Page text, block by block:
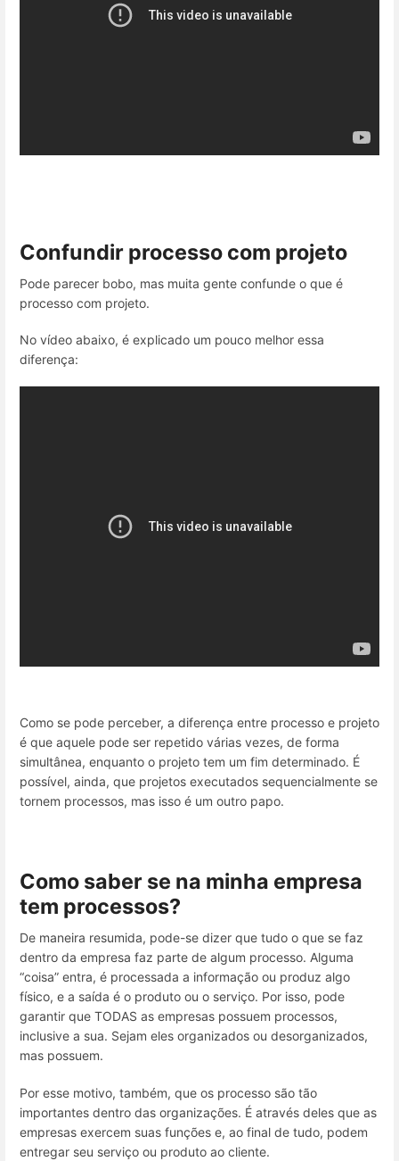
Confundir processo com projeto
Pode parecer bobo, mas muita gente confunde o que é
processo com projeto.
No vídeo abaixo, é explicado um pouco melhor essa
diferença:
Como se pode perceber, a diferença entre processo e projeto
é que aquele pode ser repetido várias vezes, de forma
simultânea, enquanto o projeto tem um fim determinado. É
possível, ainda, que projetos executados sequencialmente se
tornem processos, mas isso é um outro papo.
Como saber se na minha empresa
tem processos?
De maneira resumida, pode-se dizer que tudo o que se faz
dentro da empresa faz parte de algum processo. Alguma
“coisa” entra, é processada a informação ou produz algo
físico, e a saída é o produto ou o serviço. Por isso, pode
garantir que TODAS as empresas possuem processos,
inclusive a sua. Sejam eles organizados ou desorganizados,
mas possuem.
Por esse motivo, também, que os processo são tão
importantes dentro das organizações. É através deles que as
empresas exercem suas funções e, ao final de tudo, podem
entregar seu serviço ou produto ao cliente.